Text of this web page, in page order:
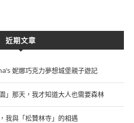
近期文章
妮娜巧克力夢想城堡親子遊記
」那天，我才知道大人也需要森林
我與「松贊林寺」的相遇